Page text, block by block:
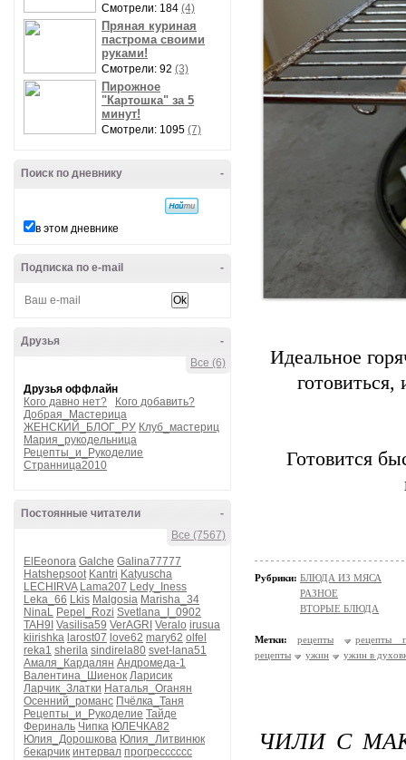
Смотрели: 184 (4)
Пряная куриная
пастрома своими
руками!
Смотрели: 92 (3)
Пирожное
"Картошка" за 5
минут!
Смотрели: 1095 (7)
-
Поиск по дневнику
в этом дневнике
-
Подписка по e-mail
-
Друзья
Все (6)
Друзья оффлайн
Кого давно нет?
Кого добавить?
Добрая_Мастерица
ЖЕНСКИЙ_БЛОГ_РУ Клуб_мастериц
Мария_рукодельница
Рецепты_и_Рукоделие
Странница2010
-
Постоянные читатели
Все (7567)
ElEeonora Galche Galina77777
Hatshepsoot Kantri Katyuscha
LECHIRVA Lama207 Ledy_Iness
Leka_66 Lkis Malgosia Marisha_34
NinaL Pepel_Rozi Svetlana_I_0902
TAH9I Vasilisa59 VerAGRI Veralo irusua
kiirishka larost07 love62 mary62 olfel
reka1 sherila sindirela80 svet-lana51
Амаля_Кардалян Андромеда-1
Валентина_Шиенок Ларисик
Ларчик_Златки Наталья_Оганян
Осенний_романс Пчёлка_Таня
Рецепты_и_Рукоделие Тайде
Фериналь Чипка ЮЛЕЧКА82
Юлия_Дорошкова Юлия_Литвинюк
бекарчик интервал прогресссссс
Идеальное
Готовится
Рубрики: БЛЮДА ИЗ МЯСА
РАЗНОЕ
ВТОРЫЕ БЛЮДА
Метки: рецепты
рецепты
рецепты
ужин ужин в
ЧИЛИ С